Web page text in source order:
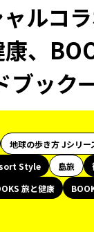
ルコ
、
ブック
地球の歩き方 Jシリー
Style 島旅
旅と健康